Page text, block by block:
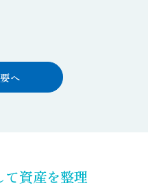
へ
資産を整理